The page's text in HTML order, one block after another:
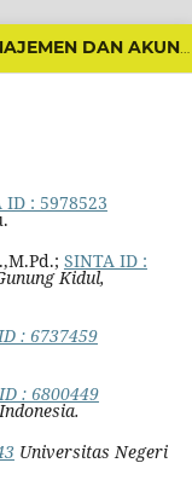
EXCESS: JURNAL EKONOMI, MANAJEMEN DAN AKUNTANSI
ID : 5978523
SINTA ID :
Kidul,
: 6737459
: 6800449
Universitas Negeri